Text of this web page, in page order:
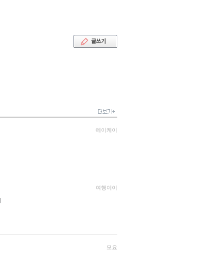
에이케이
여행이이
모요